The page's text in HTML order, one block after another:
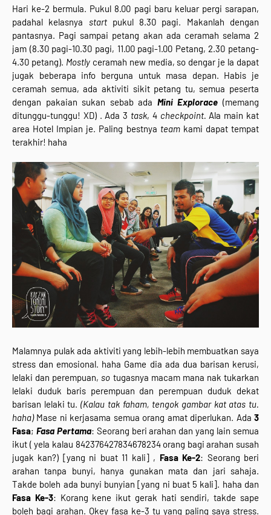
Hari ke-2 bermula. Pukul 8.00 pagi baru keluar pergi sarapan,
padahal kelasnya startpukul 8.30 pagi. Makanlah dengan
pantasnya. Pagi sampai petang akan ada ceramah selama 2
jam (8.30 pagi-10.30 pagi, 11.00 pagi-1.00 Petang, 2.30 petang-
4.30 petang). Mostlyceramah new media, so dengar je la dapat
jugak beberapa info berguna untuk masa depan. Habis je
ceramah semua, ada aktiviti sikit petang tu, semua peserta
dengan pakaian sukan sebab ada Mini Explorace (memang
ditunggu-tunggu! XD) . Ada 3 task, 4 checkpoint. Ala main kat
area Hotel Impian je. Paling bestnya teamkami dapat tempat
terakhir! haha
Malamnya pulak ada aktiviti yang lebih-lebih membuatkan saya
stress dan emosional. haha Game dia ada dua barisan kerusi,
lelaki dan perempuan,so tugasnya macam mana nak tukarkan
lelaki duduk baris perempuan dan perempuan duduk dekat
barisan lelaki tu. (Kalau tak faham, tengok gambar kat atas tu.
haha)Mase ni kerjasama semua orang amat diperlukan. Ada 3
Fasa; Fasa Pertama: Seorang beri arahan dan yang lain semua
ikut ( yela kalau 842376427834678234 orang bagi arahan susah
jugak kan?) [yang ni buat 11 kali] , Fasa Ke-2: Seorang beri
arahan tanpa bunyi, hanya gunakan mata dan jari sahaja.
Takde boleh ada bunyi bunyian [yang ni buat 5 kali]. haha dan
Fasa Ke-3: Korang kene ikut gerak hati sendiri, takde sape
boleh bagi arahan. Okey fasa ke-3 tu yang paling saya stress.